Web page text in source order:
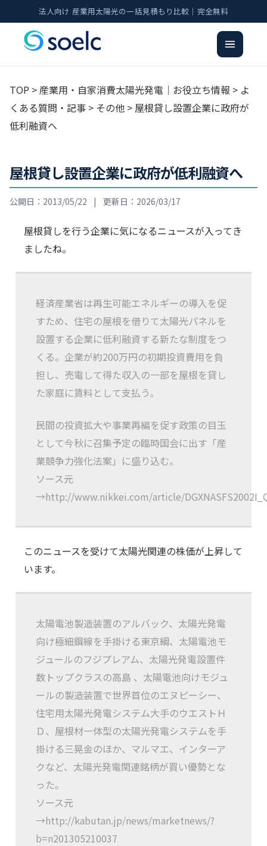
法人向け 産業用太陽光の一括見積もり比較｜完全無料
TOP >産業用・自家消費太陽光発電｜お役立ち情報 > よ
くある質問・記事 > その他 > 屋根貸し設置企業に政府が
低利融資へ
屋根貸し設置企業に政府が低利融資へ
公開日：2013/05/22 | 更新日：2026/03/17
屋根貸しを行う企業に気になるニュースが入ってき
ましたね。
経済産業省は再生可能エネルギーの導入を促
すため、住宅の屋根を借りて太陽光パネルを
設置する企業に低利融資する新たな制度をつ
くる。企業が約200万円の初期投資費用を負
担し、売電して得た収入の一部を屋根を貸し
た家庭に賃料として支払う。
民間の投資拡大や事業再編を促す政策の目玉
として今秋に召集予定の臨時国会に出す「産
業競争力強化法案」に盛り込む。
ソース元
→http://www.nikkei.com/article/
このニュースを受けて太陽光関連の株価が上昇して
います。
太陽電池製造装置のアルバック、太陽光発電
向け極細鋼線を手掛ける東京綱、太陽電池モ
ジュールのフジプレアム、太陽光発電設置件
数トップクラスの高島 、太陽電池向けモジュ
ールの製造装置で世界首位のエヌピーシー、
住宅用太陽光発電システム大手のウエストＨ
Ｄ、屋根材一体型の太陽光発電システムを手
掛ける三晃金のほか、マルマエ、インターア
クなど、太陽光発電関連銘柄が買い優勢とな
った。
ソース元
→http://kabutan.jp/news/marketnews/?
b=n201305210037